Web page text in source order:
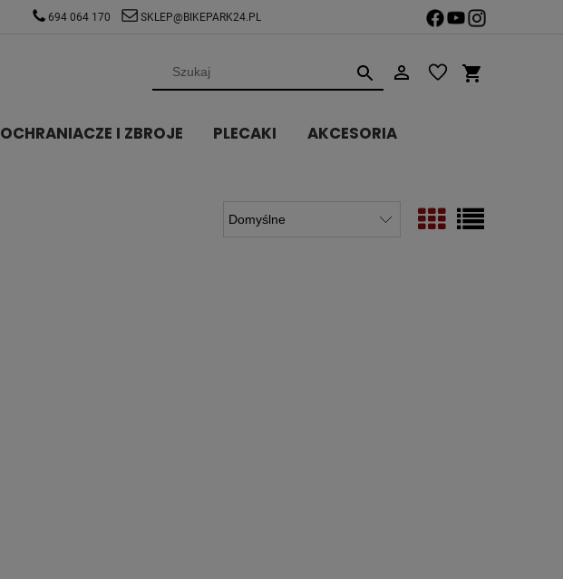
694 064 170 SKLEP@BIKEPARK24.PL
OCHRANIACZE I ZBROJE PLECAKI
AKCESORIA